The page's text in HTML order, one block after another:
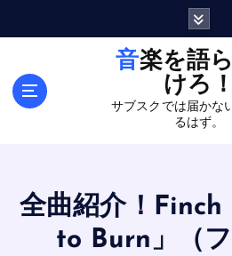
音楽を語らして
けろ！
サブスクでは届かな
るはず。
全曲紹介！
to Burn」（フ